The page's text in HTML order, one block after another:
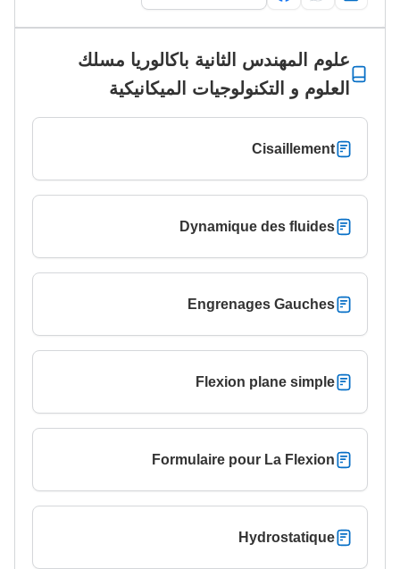
علوم المهندس الثانية باكالوريا مسلك
العلوم و التكنولوجيات الميكانيكية
Cisaillement
Dynamique des fluides
Engrenages Gauches
Flexion plane simple
Formulaire pour La Flexion
Hydrostatique